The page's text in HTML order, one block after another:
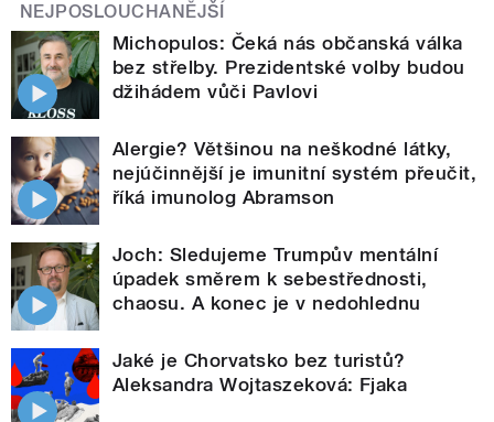
NEJPOSLOUCHANĚJŠÍ
Michopulos: Čeká nás občanská válka
bez střelby. Prezidentské volby budou
džihádem vůči Pavlovi
Alergie? Většinou na neškodné látky,
nejúčinnější je imunitní systém přeučit,
říká imunolog Abramson
Joch: Sledujeme Trumpův mentální
úpadek směrem k sebestřednosti,
chaosu. A konec je v nedohlednu
Jaké je Chorvatsko bez turistů?
Aleksandra Wojtaszeková: Fjaka